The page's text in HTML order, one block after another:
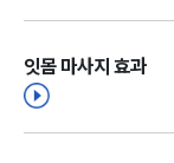
잇몸 마사지 효과